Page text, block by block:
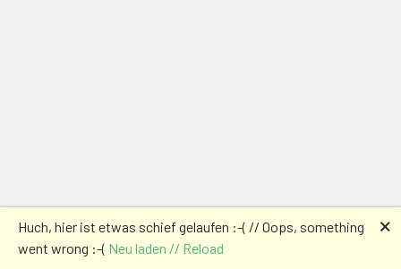
Huch, hier ist etwas schief gelaufen :-( // Oops, something
went wrong :-( Neu laden // Reload
🗙